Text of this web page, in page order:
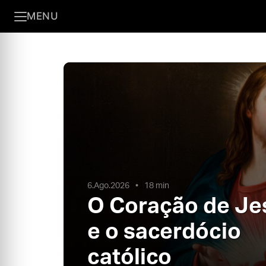
MENU
6.Ago.2026 18 min
O Coração de
e o sacerdócio
católico